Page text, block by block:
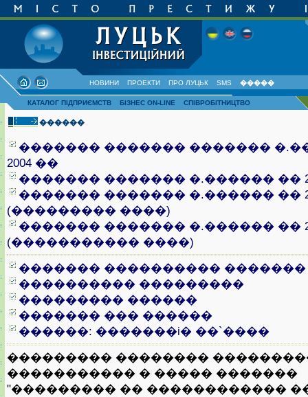
НОВИНИ ПРОЕКТИ ПРО ЛУЦЬК SMS �����
КАТАЛОГ ПІДПРИЄМСТВ БІЗНЕС ON-LINE СПІВРОБІТНИЦТВО
������
������� ������� �������
2004 ��
������� ������� �.������ ��
������� ������� �.������ ��
(��������� ����)
������� ������� �.������ ��
(����������� ����)
������� ���������� �������
���������� ���������
��������� ������
������� ��� ������
������: �������i� ��`����
��������� ��������
����������� � ����� �������
"��������� �� ������������